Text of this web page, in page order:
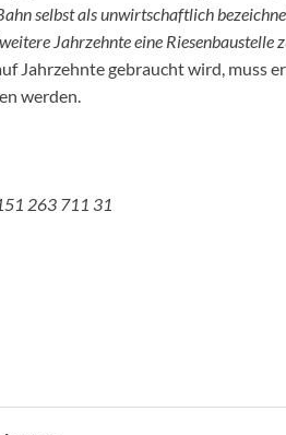
selbst als unwirtschaftlich
Jahrzehnte eine Riesenbaustelle
Jahrzehnte gebraucht wird, muss
werden.
263 711 31